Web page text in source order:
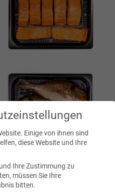
Einige von ihnen sind
diese Website und Ihre
Ihre Zustimmung zu
müssen Sie Ihre
bitten.